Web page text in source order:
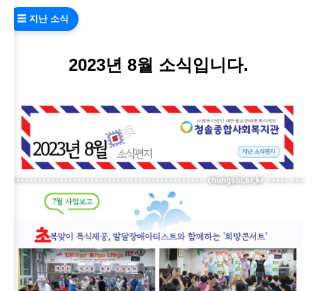
☰ 지난 소식
2023년 8월 소식입니다.